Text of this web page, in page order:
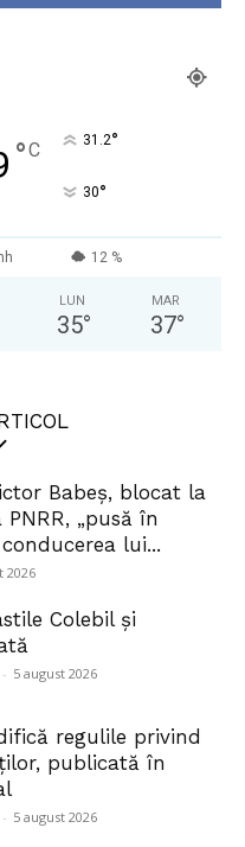
°C 31.2°
30°
12 %
LUN
35°
MAR
37°
Babeș, blocat la
„pusă în
lui...
2026
Colebil și
- 5 august 2026
regulile privind
publicată în
- 5 august 2026